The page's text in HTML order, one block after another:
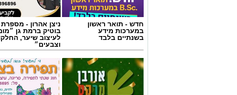
קפיצה קטנה קנייה
גדולה: הסופר השכונתי
שמביא את כוח הרשתות
הגדולות לרמת גן
חוג שנתי לתפירה,
סריגה, עיצוב אופנה